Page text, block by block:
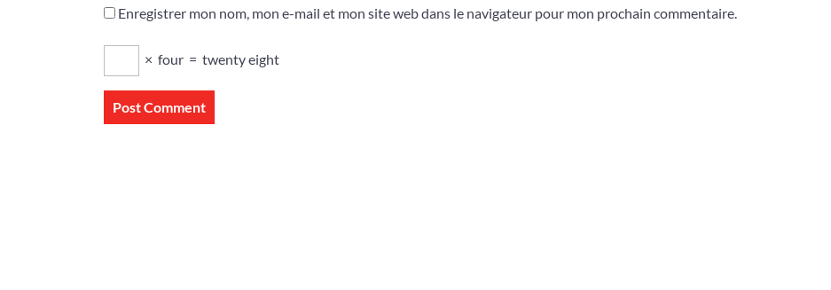
Enregistrer mon nom, mon e-mail et mon site web dans le navigateur pour mon prochain commentaire.
× four = twenty eight